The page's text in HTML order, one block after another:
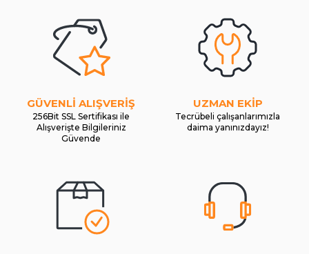
GÜVENLİ ALIŞVERİŞ
256Bit SSL Sertifikası ile
Alışverişte Bilgileriniz
Güvende
UZMAN EKİP
Tecrübeli çalışanlarımızla
daima yanınızdayız!